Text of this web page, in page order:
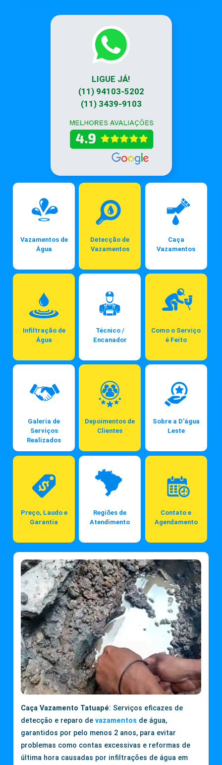
LIGUE JÁ!
(11) 94103-5202
(11) 3439-9103
Vazamentos de
Água
Detecção de
Vazamentos
Caça
Vazamentos
Infiltração de
Água
Técnico /
Encanador
Como o Serviço
é Feito
Galeria de
Serviços
Realizados
Depoimentos de
Clientes
Sobre a D'água
Leste
Preço, Laudo e
Garantia
Regiões de
Atendimento
Contato e
Agendamento
Caça Vazamento Tatuapé: Serviços eficazes de
detecção e reparo devazamentos de água,
garantidos por pelo menos 2 anos, para evitar
problemas como contas excessivas e reformas de
última hora causadas por infiltrações de água em